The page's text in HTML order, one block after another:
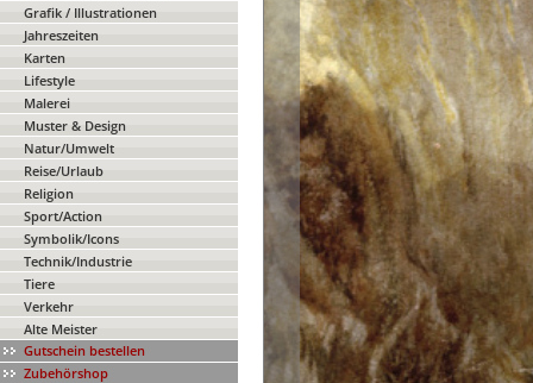
Grafik / Illustrationen
Jahreszeiten
Karten
Lifestyle
Malerei
Muster & Design
Natur/Umwelt
Reise/Urlaub
Religion
Sport/Action
Symbolik/Icons
Technik/Industrie
Tiere
Verkehr
Alte Meister
Gutschein bestellen
Zubehörshop